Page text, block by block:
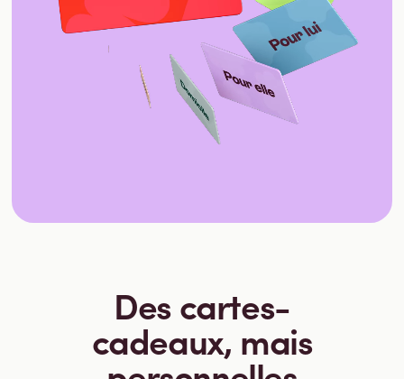
Des cartes-
cadeaux, mais